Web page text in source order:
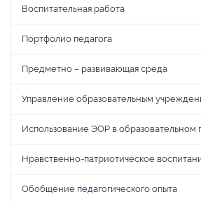
Воспитательная работа
Портфолио педагога
Предметно – развивающая среда
Управление образовательным
Использование ЭОР в образовательном
Нравственно-патриотическое
Обобщение педагогического опыта